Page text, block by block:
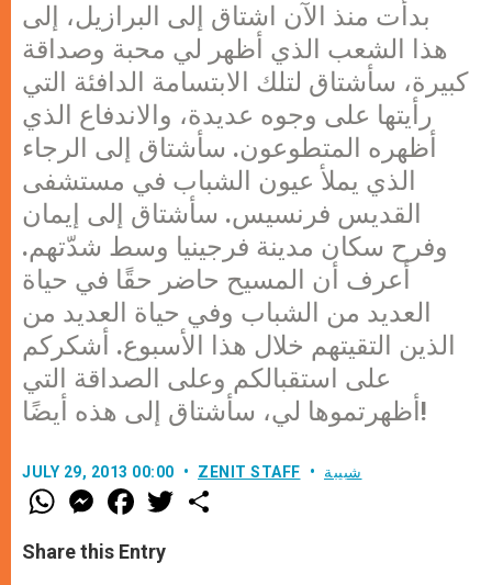
بدأت منذ الآن اشتاق إلى البرازيل، إلى
هذا الشعب الذي أظهر لي محبة وصداقة
كبيرة، سأشتاق لتلك الابتسامة الدافئة التي
رأيتها على وجوه عديدة، والاندفاع الذي
أظهره المتطوعون. سأشتاق إلى الرجاء
الذي يملأ عيون الشباب في مستشفى
القديس فرنسيس. سأشتاق إلى إيمان
وفرح سكان مدينة فرجينيا وسط شدّتهم.
أعرف أن المسيح حاضر حقًا في حياة
العديد من الشباب وفي حياة العديد من
الذين التقيتهم خلال هذا الأسبوع. أشكركم
على استقبالكم وعلى الصداقة التي
أظهرتموها لي، سأشتاق إلى هذه أيضًا!
JULY 29, 2013 00:00 ZENIT STAFF شبيبة
W
h
t
s
M
e
s
e
F
a
e
b
w
Share this Entry